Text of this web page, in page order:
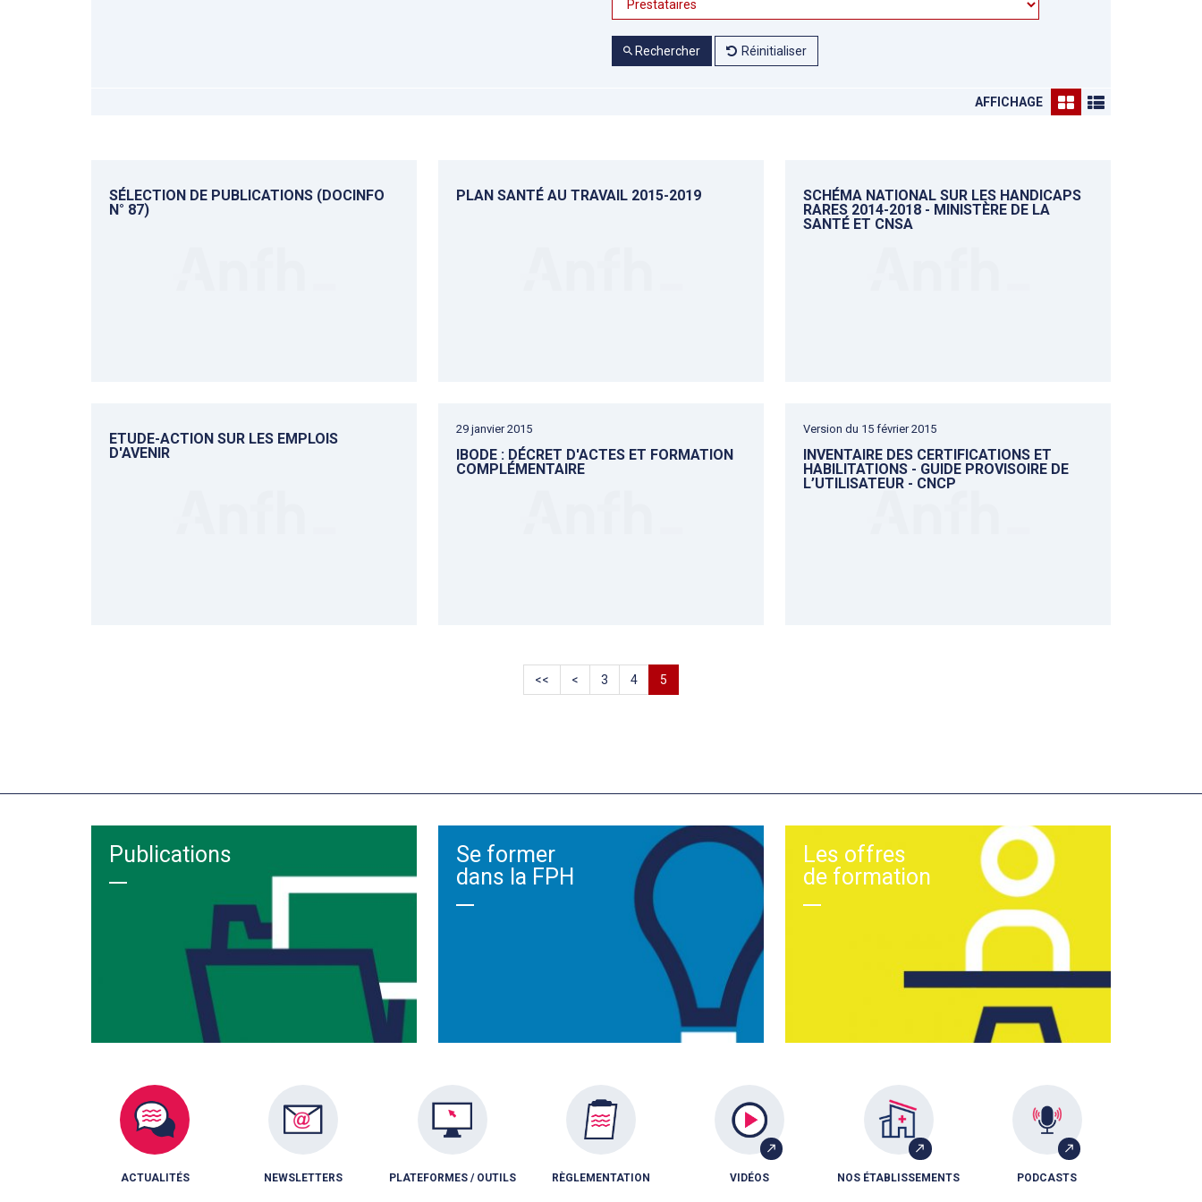
Rechercher Réinitialiser
AFFICHAGE
SÉLECTION DE PUBLICATIONS (DOCINFO
N° 87)
PLAN SANTÉ AU TRAVAIL 2015-2019
SCHÉMA NATIONAL SUR LES HANDICAPS
RARES 2014-2018 - MINISTÈRE DE LA
SANTÉ ET CNSA
ETUDE-ACTION SUR LES EMPLOIS
D'AVENIR
29 janvier 2015
IBODE : DÉCRET D'ACTES ET FORMATION
COMPLÉMENTAIRE
Version du 15 février 2015
INVENTAIRE DES CERTIFICATIONS ET
HABILITATIONS - GUIDE PROVISOIRE DE
L’UTILISATEUR - CNCP
<< < 3 4 5
Publications
Se former
dans la FPH
Les offres
de formation
ACTUALITÉS NEWSLETTERS PLATEFORMES / OUTILS RÈGLEMENTATION VIDÉOS NOS ÉTABLISSEMENTS PODCASTS